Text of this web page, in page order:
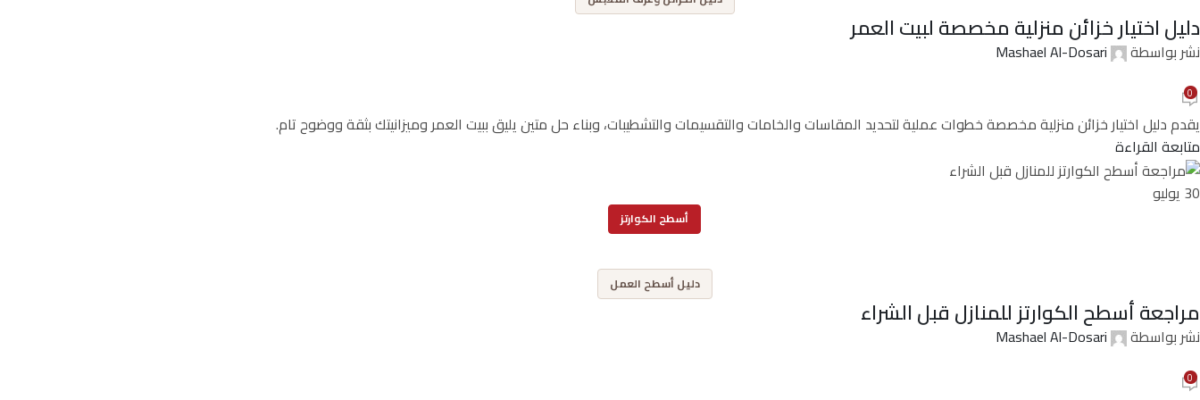
دليل اختيار خزائن منزلية مخصصة لبيت العمر
نشر بواسطة Mashael Al-Dosari
0
يقدم دليل اختيار خزائن منزلية مخصصة خطوات عملية لتحديد المقاسات والخامات والتقسيمات والتشطيبات، وبناء حل متين يليق ببيت العمر وميزانيتك بثقة ووضوح تام.
متابعة القراءة
30 يوليو
أسطح الكوارتز
دليل أسطح العمل
مراجعة أسطح الكوارتز للمنازل قبل الشراء
نشر بواسطة Mashael Al-Dosari
0